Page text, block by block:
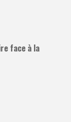
face à la